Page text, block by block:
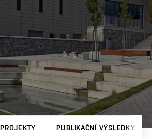
PROJEKTY PUBLIKAČNÍ VÝSLEDKY